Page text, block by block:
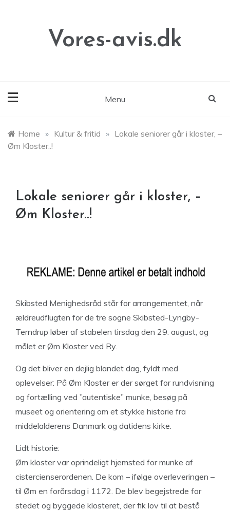
Vores-avis.dk
Menu
Home » Kultur & fritid » Lokale seniorer går i kloster, –
Øm Kloster..!
Lokale seniorer går i kloster, –
Øm Kloster..!
Skibsted Menighedsråd står for arrangementet, når
ældreudflugten for de tre sogne Skibsted-Lyngby-
Terndrup løber af stabelen tirsdag den 29. august, og
målet er Øm Kloster ved Ry.
Og det bliver en dejlig blandet dag, fyldt med
oplevelser: På Øm Kloster er der sørget for rundvisning
og fortælling ved ”autentiske” munke, besøg på
museet og orientering om et stykke historie fra
middelalderens Danmark og datidens kirke.
Lidt historie:
Øm kloster var oprindeligt hjemsted for munke af
cistercienserordenen. De kom – ifølge overleveringen –
til Øm en forårsdag i 1172. De blev begejstrede for
stedet og byggede klosteret, der fik lov til at bestå